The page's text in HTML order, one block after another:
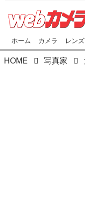
ホーム カメラ レンズ
HOME 写真家